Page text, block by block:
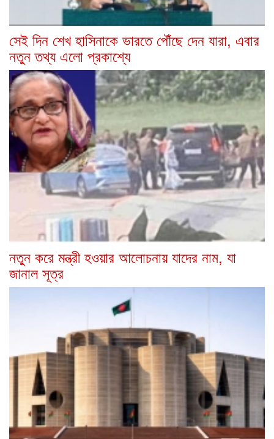
সেই দিন শেখ হাসিনাকে ভারতে পৌঁছে দেন যারা, এবার
নতুন তথ্য এলো প্রকাশ্যে
নতুন করে মন্ত্রী হওয়ার আলোচনায় যাদের নাম, যা
জানাল সূত্র